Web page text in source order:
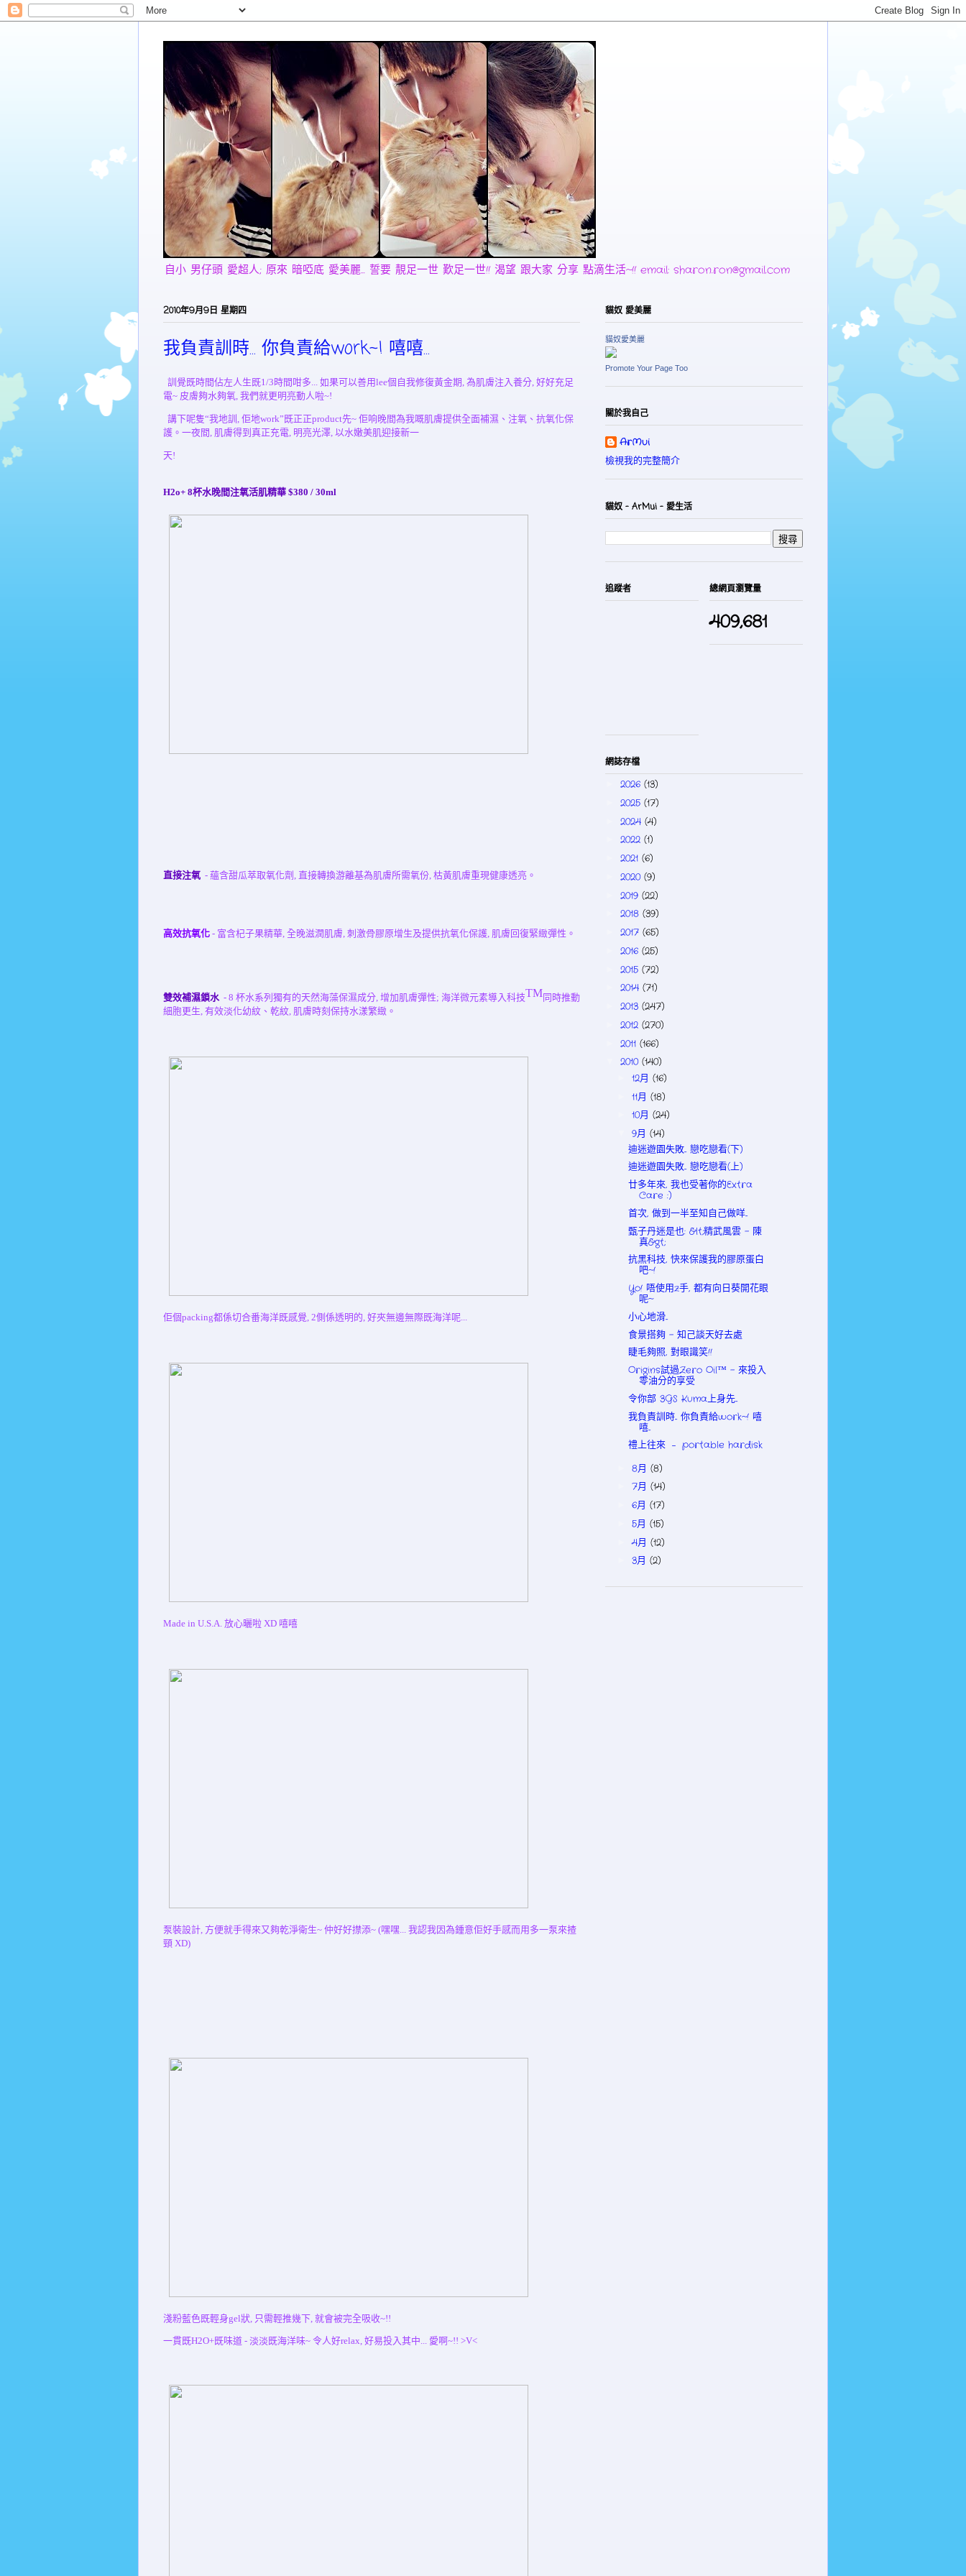
自小 男仔頭 愛超人; 原來 暗啞底 愛美麗... 誓要 靚足一世 歎足一世!! 渴望 跟大家 分享 點滴生活~!! email: sharon.ron@gmail.com
2010年9月9日 星期四
我負責訓時... 你負責給work~! 嘻嘻...
訓覺既時間佔左人生既1/3時間咁多... 如果可以善用lee個自我修復黃金期, 為肌膚注入養分, 好好充足
電~ 皮膚夠水夠氧, 我們就更明亮動人啦~!
講下呢隻“我地訓, 佢地work”既正正product先~ 佢响晚間為我嘅肌膚提供全面補濕、注氧、抗氧化保
護。一夜間, 肌膚得到真正充電, 明亮光澤, 以水嫩美肌迎接新一
天!
H2o+ 8杯水晚間注氧活肌精華 $380 / 30ml
直接注氧 - 蘊含甜瓜萃取氧化劑 , 直接轉換游離基為肌膚所需氧份, 枯黃肌膚重現健康透亮 。
高效抗氧化 - 富含杞子果精華, 全晚滋潤肌膚, 刺激骨膠原增生及提供抗氧化保護, 肌膚回復緊緻彈性。
雙效補濕鎖水- 8 杯水系列獨有的天然海藻保濕成分, 增加肌膚彈性; 海洋微元素導入科技TM同時推動
細胞更生, 有效淡化幼紋 、 乾紋, 肌膚時刻保持水漾繁緻 。
佢個packing都係切合番海洋既感覺, 2側係透明的, 好夾無邊無際既海洋呢...
Made in U.S.A. 放心曬啦 XD 嘻嘻
泵裝設計, 方便就手得來又夠乾淨衛生~ 仲好好㩒添~ (嘿嘿... 我認我因為鍾意佢好手感而用多一泵來揸
頸 XD)
淺粉藍色既輕身gel狀, 只需輕推幾下, 就會被完全吸收~!!
一貫既H2O+既味道 - 淡淡既海洋味~ 令人好relax, 好易投入其中... 愛啊~!! >V<
貓奴 愛美麗
貓奴愛美麗
Promote Your Page Too
關於我自己
ArMui
檢視我的完整簡介
貓奴 - ArMui - 愛生活
追蹤者 總網頁瀏覽量
409,681
網誌存檔
2026 (13)
2025 (17)
2024 (4)
2022 (1)
2021 (6)
2020 (9)
2019 (22)
2018 (39)
2017 (65)
2016 (25)
2015 (72)
2014 (71)
2013 (247)
2012 (270)
2011 (166)
2010 (140)
12月 (16)
11月 (18)
10月 (24)
9月 (14)
迪迷遊園失敗... 戀吃戀看(下)
迪迷遊園失敗... 戀吃戀看(上)
廿多年來, 我也受著你的Extra
Care :)
首次, 做到一半至知自己做咩...
甄子丹迷是也: &lt;精武風雲 - 陳
真&gt;
抗黑科技, 快來保護我的膠原蛋白
吧~!
Yo! 唔使用z手, 都有向日葵開花眼
呢~
小心地滑...
食景搭夠 - 知己談天好去處
睫毛夠照, 對眼識笑!!
Origins試過Zero Oil™ - 來投入
零油分的享受
令你部 3GS Kuma上身先...
我負責訓時... 你負責給work~! 嘻
嘻...
禮上往來 ﹣ portable hardisk
8月 (8)
7月 (14)
6月 (17)
5月 (15)
►4月 (12)
3月 (2)